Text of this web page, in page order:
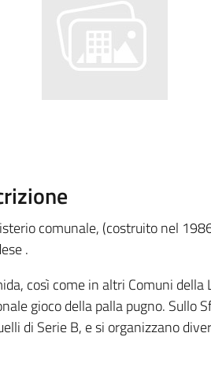
comunale, (costruito nel
.
così come in altri Comuni
gioco della palla pugno. Sullo
di Serie B, e si organizzano